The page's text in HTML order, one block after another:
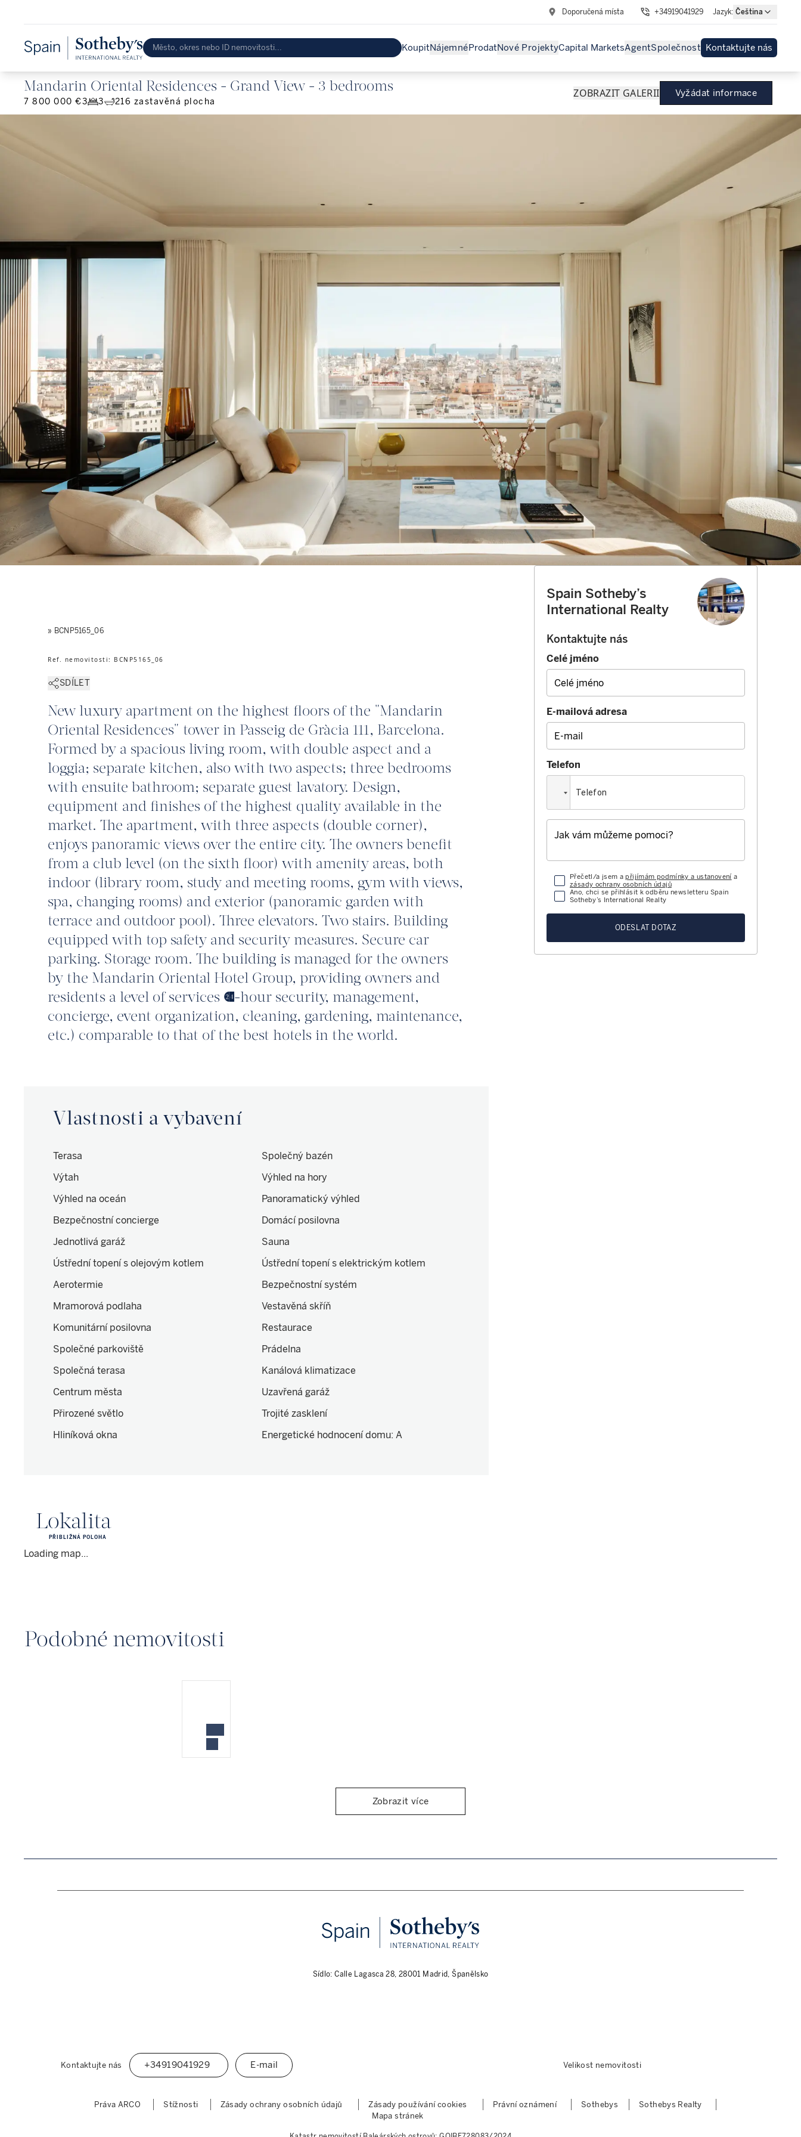
Doporučená místa +34919041929 Jazyk: Čeština
KoupitNájemnéProdatNové ProjektyCapital MarketsAgentSpolečnost Kontaktujte nás
Mandarin Oriental Residences - Grand View - 3 bedrooms
7 800 000 €3 3 216 zastavěná plocha
ZOBRAZIT GALERII Vyžádat informace
» BCNP5165_06
Ref. nemovitosti: BCNP5165_06
SDÍLET
New luxury apartment on the highest floors of the "Mandarin
Oriental Residences" tower in Passeig de Gràcia 111, Barcelona.
Formed by a spacious living room, with double aspect and a
loggia; separate kitchen, also with two aspects; three bedrooms
with ensuite bathroom; separate guest lavatory. Design,
equipment and finishes of the highest quality available in the
market. The apartment, with three aspects (double corner),
enjoys panoramic views over the entire city. The owners benefit
from a club level (on the sixth floor) with amenity areas, both
indoor (library room, study and meeting rooms, gym with views,
spa, changing rooms) and exterior (panoramic garden with
terrace and outdoor pool). Three elevators. Two stairs. Building
equipped with top safety and security measures. Secure car
parking. Storage room. The building is managed for the owners
by the Mandarin Oriental Hotel Group, providing owners and
residents a level of services (24-hour security, management,
concierge, event organization, cleaning, gardening, maintenance,
etc.) comparable to that of the best hotels in the world.
Vlastnosti a vybavení
Terasa
Společný bazén
Výtah
Výhled na hory
Výhled na oceán
Panoramatický výhled
Bezpečnostní concierge
Domácí posilovna
Jednotlivá garáž
Sauna
Ústřední topení s olejovým kotlem
Ústřední topení s elektrickým kotlem
Aerotermie
Bezpečnostní systém
Mramorová podlaha
Vestavěná skříň
Komunitární posilovna
Restaurace
Společné parkoviště
Prádelna
Společná terasa
Kanálová klimatizace
Centrum města
Uzavřená garáž
Přirozené světlo
Trojité zasklení
Hliníková okna
Energetické hodnocení domu: A
Lokalita
Loading map...
PŘIBLIŽNÁ POLOHA
Spain Sotheby’s
International Realty
Kontaktujte nás
Celé jméno
E-mailová adresa
Telefon
Přečetl/a jsem apřijímám podmínky a ustanovení a
zásady ochrany osobních údajů
Ano, chci se přihlásit k odběru newsletteru Spain
Sotheby’s International Realty
ODESLAT DOTAZ
Podobné nemovitosti
Zobrazit více
Sídlo: Calle Lagasca 28, 28001 Madrid, Španělsko
Kontaktujte nás +34919041929 E-mail Velikost nemovitosti
Práva ARCO Stížnosti Zásady ochrany osobních údajů Zásady používání cookies Právní oznámení Sothebys
Sothebys Realty
Mapa stránek